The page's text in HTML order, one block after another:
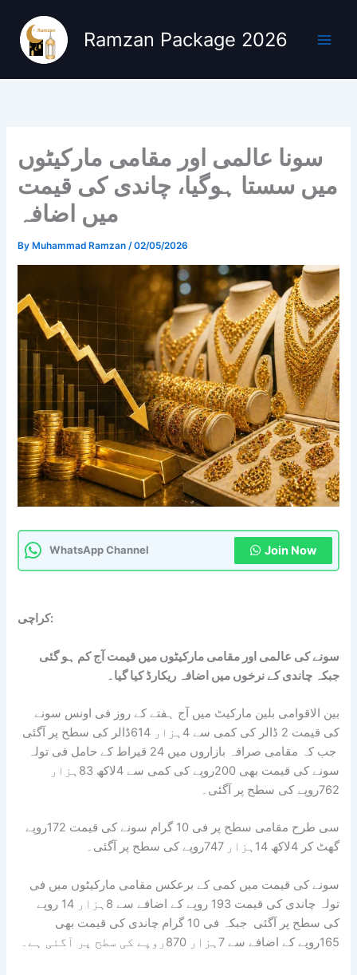
content
Ramzan Package 2026
سونا عالمی اور مقامی مارکیٹوں
میں سستا ہوگیا، چاندی کی قیمت
میں اضافہ
By Muhammad Ramzan/02/05/2026
WhatsApp Channel Join Now
کراچی:
سونے کی عالمی اور مقامی مارکیٹوں میں قیمت آج کم ہو گئی
جبکہ چاندی کے نرخوں میں اضافہ ریکارڈ کیا گیا۔
بین الاقوامی بلین مارکیٹ میں آج ہفتے کے روز فی اونس سونے
کی قیمت 2 ڈالر کی کمی سے 4ہزار 614ڈالر کی سطح پر آگئی
جب کہ مقامی صرافہ بازاروں میں 24 قیراط کے حامل فی تولہ
سونے کی قیمت بھی 200روپے کی کمی سے 4لاکھ 83ہزار
762روپے کی سطح پر آگئی۔
سی طرح مقامی سطح پر فی 10 گرام سونے کی قیمت 172روپے
گھٹ کر 4لاکھ 14ہزار 747روپے کی سطح پر آگئی۔
سونے کی قیمت میں کمی کے برعکس مقامی مارکیٹوں میں فی
تولہ چاندی کی قیمت 193 روپے کے اضافے سے 8ہزار 14 روپے
کی سطح پر آگئی جبکہ فی 10 گرام چاندی کی قیمت بھی
165روپے کے اضافے سے 7ہزار 870روپے کی سطح پر آگئی ہے۔